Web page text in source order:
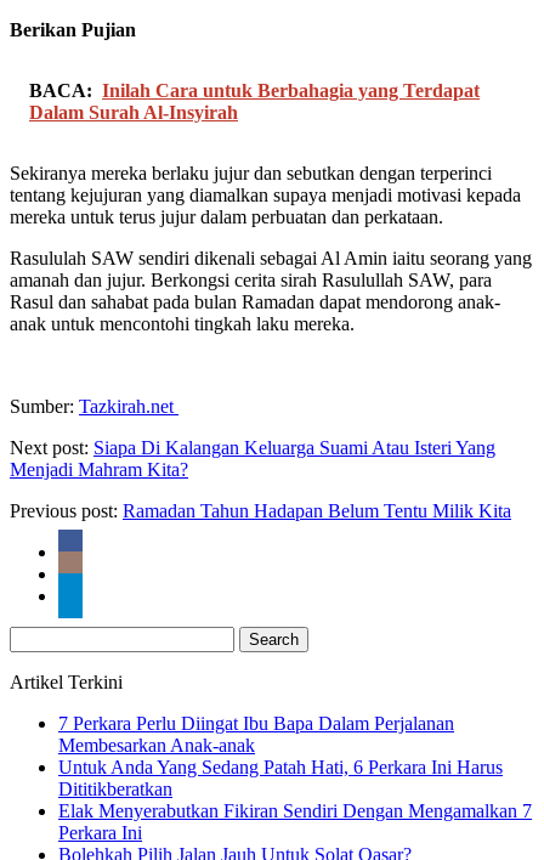
Berikan Pujian
BACA: Inilah Cara untuk Berbahagia yang Terdapat
Dalam Surah Al-Insyirah
Sekiranya mereka berlaku jujur dan sebutkan dengan terperinci
tentang kejujuran yang diamalkan supaya menjadi motivasi kepada
mereka untuk terus jujur dalam perbuatan dan perkataan.
Rasululah SAW sendiri dikenali sebagai Al Amin iaitu seorang yang
amanah dan jujur. Berkongsi cerita sirah Rasulullah SAW, para
Rasul dan sahabat pada bulan Ramadan dapat mendorong anak-
anak untuk mencontohi tingkah laku mereka.
Sumber: Tazkirah.net
Next post: Siapa Di Kalangan Keluarga Suami Atau Isteri Yang
Menjadi Mahram Kita?
Previous post: Ramadan Tahun Hadapan Belum Tentu Milik Kita
for:
Artikel Terkini
7 Perkara Perlu Diingat Ibu Bapa Dalam Perjalanan
Membesarkan Anak-anak
Untuk Anda Yang Sedang Patah Hati, 6 Perkara Ini Harus
Dititikberatkan
Elak Menyerabutkan Fikiran Sendiri Dengan Mengamalkan 7
Perkara Ini
Bolehkah Pilih Jalan Jauh Untuk Solat Qasar?